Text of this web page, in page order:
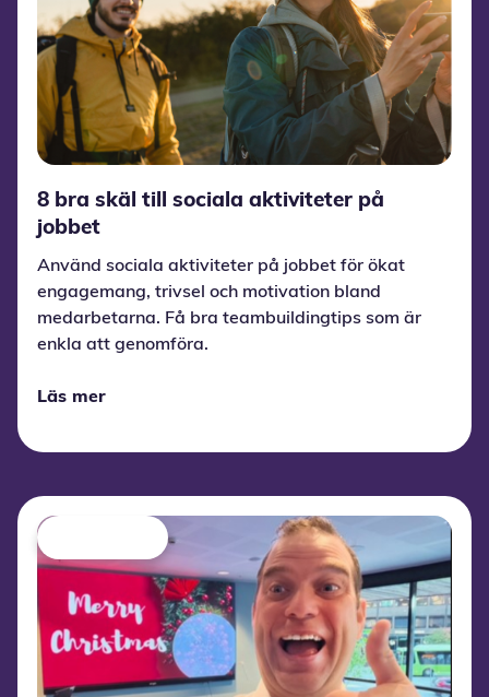
8 bra skäl till sociala aktiviteter på
jobbet
Använd sociala aktiviteter på jobbet för ökat
engagemang, trivsel och motivation bland
medarbetarna. Få bra teambuildingtips som är
enkla att genomföra.
Läs mer